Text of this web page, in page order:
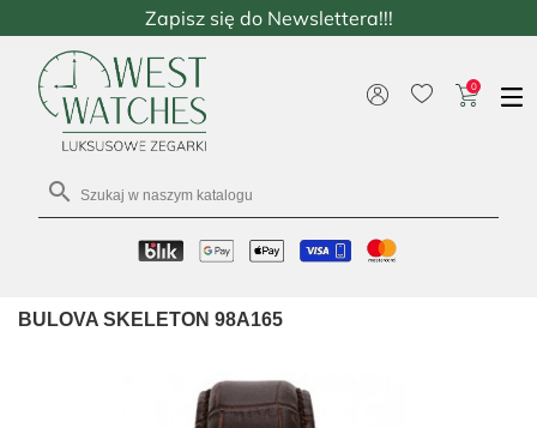

0
Zapisz się do Newslettera!!!
BULOVA SKELETON 98A165